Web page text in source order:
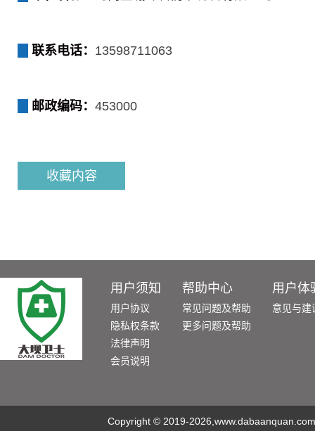
联系电话： 13598711063
邮政编码： 453000
收藏内容
用户须知
用户协议
隐私权条款
法律声明
会员说明
帮助中心
常见问题及帮助
更多问题及帮助
用户体
意见与建
Copyright © 2019-